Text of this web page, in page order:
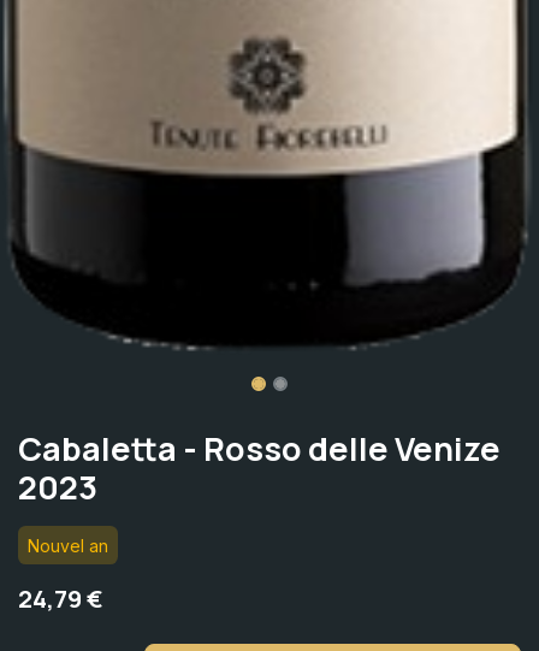
Cabaletta - Rosso delle Venize
2023
Nouvel an
24,79€